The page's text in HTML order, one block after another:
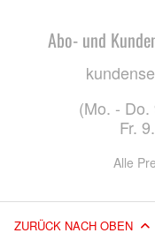
Abo- und
(Mo. -
Fr.
Alle
ZURÜCK NACH OBEN